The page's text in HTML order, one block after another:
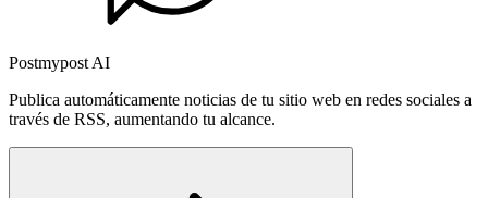
Postmypost AI
Publica automáticamente noticias de tu sitio web en redes sociales a
través de RSS, aumentando tu alcance.